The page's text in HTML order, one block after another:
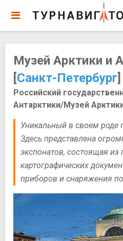
Музей Арктики и
[Санкт-Петербург]
Российский
Антарктики/Музей
Уникальный в своем роде
Здесь представлена
экспонатов, состоящая
картографических
приборов и снаряжения